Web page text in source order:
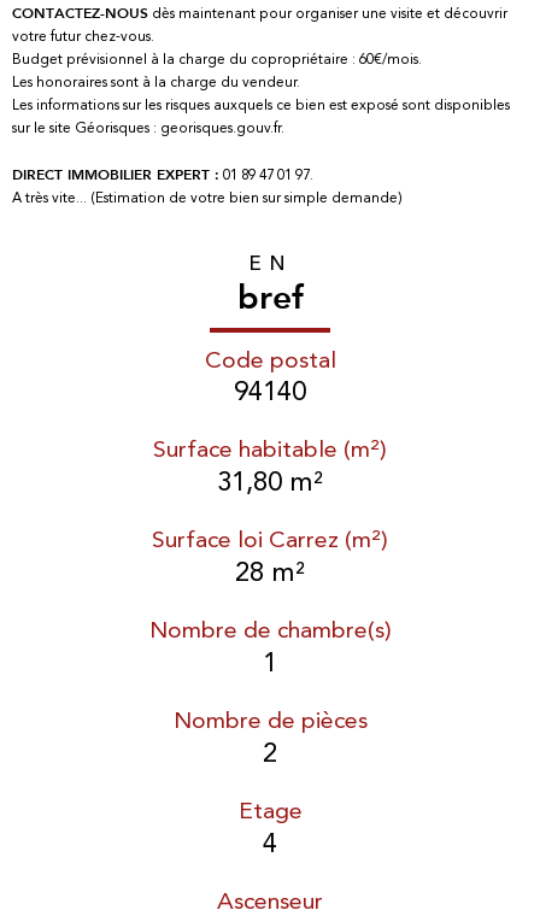
CONTACTEZ-NOUS dès maintenant pour organiser une visite et découvrir
votre futur chez-vous.
Budget prévisionnel à la charge du copropriétaire : 60€/mois.
Les honoraires sont à la charge du vendeur.
Les informations sur les risques auxquels ce bien est exposé sont disponibles
sur le site Géorisques : georisques.gouv.fr.
DIRECT IMMOBILIER EXPERT : 01 89 47 01 97.
A très vite... (Estimation de votre bien sur simple demande)
EN
bref
Code postal
94140
Surface habitable (m²)
31,80 m²
Surface loi Carrez (m²)
28 m²
Nombre de chambre(s)
1
Nombre de pièces
2
Etage
4
Ascenseur